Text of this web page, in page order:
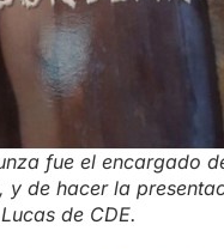
fue el encargado
de hacer la
de CDE.